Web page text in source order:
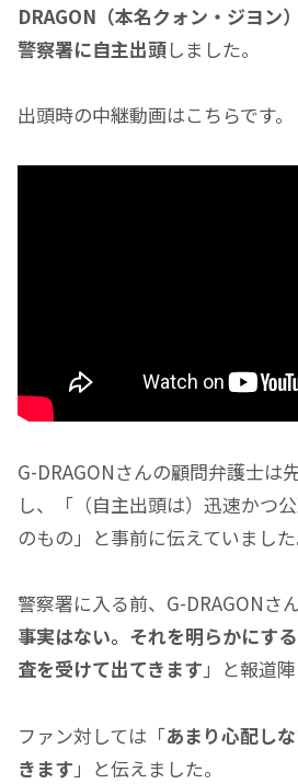
DRAGON（本名クォン・ジヨン
警察署に自主出頭しました。
出頭時の中継動画はこちらです。
G-DRAGONさんの顧問弁護士は
し、「（自主出頭は）迅速かつ
のもの」と事前に伝えていました
警察署に入る前、G-DRAGONさ
事実はない。それを明らかにす
査を受けて出てきます」と報道陣
ファン対しては「あまり心配し
きます 」と伝えました。